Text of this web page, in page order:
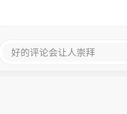
好的评论会让人崇拜